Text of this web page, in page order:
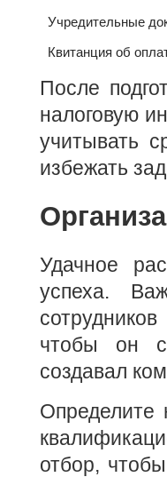
Учредительные
Квитанция об
После
налоговую
учитывать
избежать
Удачное
успеха.
чтобы он
создавал
Определите
отбор,